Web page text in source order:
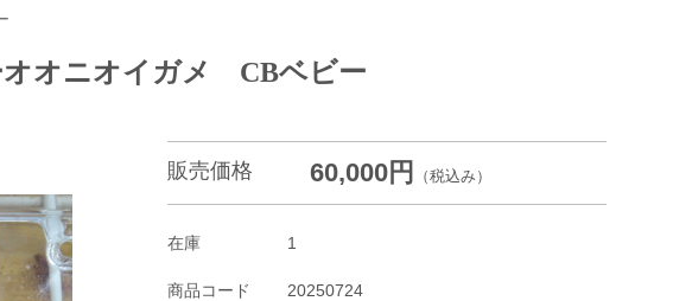
オオニオイガメ CBベビー
販売価格 60,000円 （税込み）
在庫 1
商品コード 20250724